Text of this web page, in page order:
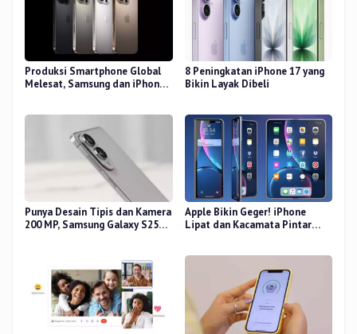
Produksi Smartphone Global
Melesat, Samsung dan iPhone
8 Peningkatan iPhone 17 yang
Bikin Layak Dibeli
Punya Desain Tipis dan Kamera
200 MP, Samsung Galaxy S25
Apple Bikin Geger! iPhone
Lipat dan Kacamata Pintar